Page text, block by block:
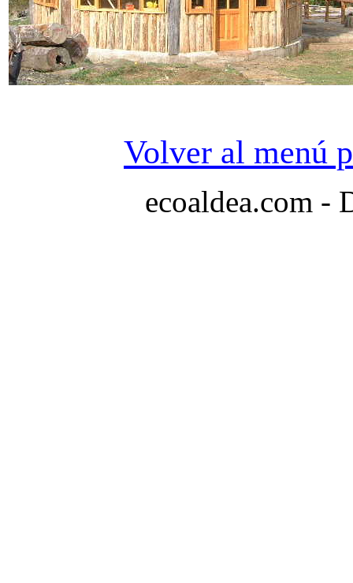
Volver al menú
ecoaldea.com -